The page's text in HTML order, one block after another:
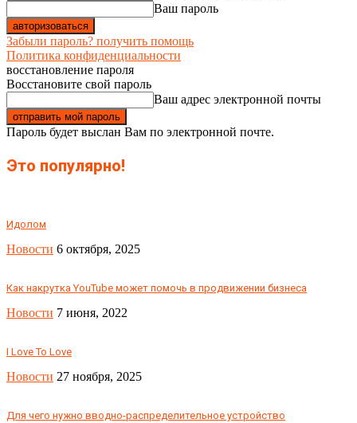
Ваш пароль
Забыли пароль? получить помощь
Политика конфиденциальности
восстановление пароля
Восстановите свой пароль
Ваш адрес электронной почты
Пароль будет выслан Вам по электронной почте.
Это популярно!
Идолом
Новости 6 октября, 2025
Как накрутка YouTube может помочь в продвижении бизнеса
Новости 7 июня, 2022
I Love To Love
Новости 27 ноября, 2025
Для чего нужно вводно-распределительное устройство